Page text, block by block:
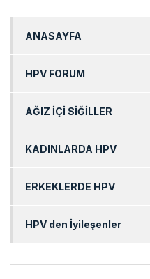
ANASAYFA
HPV FORUM
AĞIZ İÇİ SİĞİLLER
KADINLARDA HPV
ERKEKLERDE HPV
HPV den İyileşenler